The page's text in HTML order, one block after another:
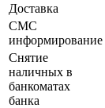
Доставка
СМС
информирование
Снятие
наличных в
банкоматах
банка